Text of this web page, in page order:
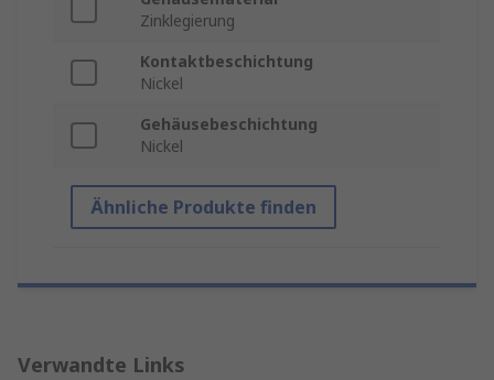
Zinklegierung
Kontaktbeschichtung
Nickel
Gehäusebeschichtung
Nickel
Ähnliche Produkte finden
Verwandte Links